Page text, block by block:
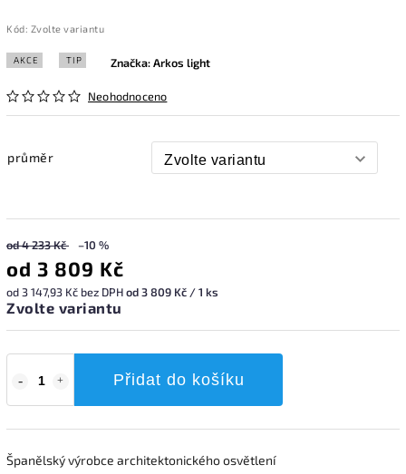
Kód: Zvolte variantu
AKCE TIP
Neohodnoceno
Značka:Arkos light
průměr
od 4 233 Kč –10 %
od 3 809 Kč
od3 147,93 Kč bez DPHod 3 809 Kč / 1 ks
Zvolte variantu
Přidat do košíku
Španělský výrobce architektonického osvětlení